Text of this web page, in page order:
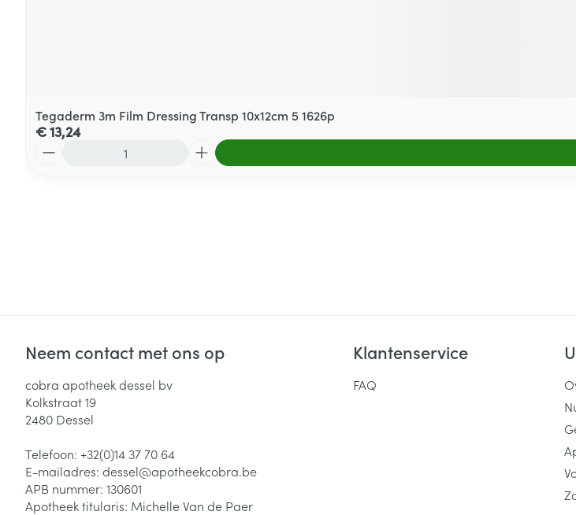
Tegaderm 3m Film Dressing Transp 10x12cm 5 1626p
€ 13,24
Neem contact met ons op
cobra apotheek dessel bv
Kolkstraat 19
2480 Dessel
Telefoon: +32(0)14 37 70 64
E-mailadres: dessel@apotheekcobra.be
APB nummer: 130601
Apotheek titularis: Michelle Van de Paer
Klantenservice
FAQ